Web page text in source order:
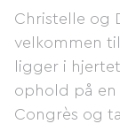
Christelle og
velkommen
ligger i
ophold på en
Congrès og